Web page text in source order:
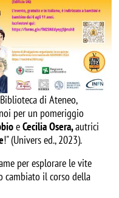
di Ateneo,
per un pomeriggio
eCecilia Osera,autrici
!" (Univers ed., 2023).
per esplorare le vite
cambiato il corso della